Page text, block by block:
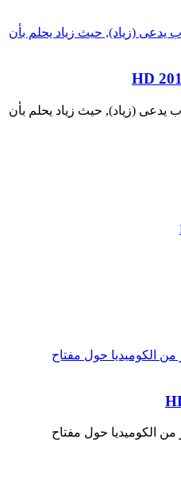
يدعى (زياد), حيث زياد يحلم بأن
يدعى (زياد), حيث زياد يحلم بأن
من الكوميديا حول مفتاح
من الكوميديا حول مفتاح